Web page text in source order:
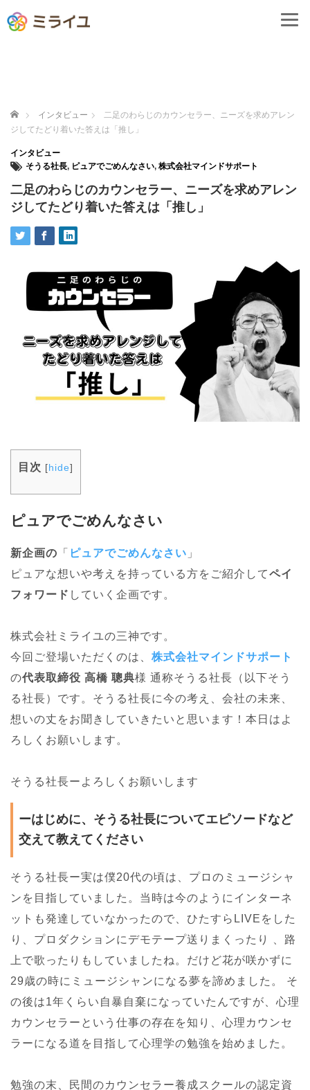
ホーム インタビュー
二足のわらじのカウンセラー、ニーズを求めアレン
ジしてたどり着いた答えは「推し」
インタビュー
そうる社長, ピュアでごめんなさい, 株式会社マインドサポート
二足のわらじのカウンセラー、ニーズを求めアレン
ジしてたどり着いた答えは「推し」
目次 [hide]
ピュアでごめんなさい
新企画の 「 ピュアでごめんなさい 」
ピュアな想いや考えを持っている方をご紹介してペイ
フォワード していく企画です。
株式会社ミライユの三神です。
今回ご登場いただくのは、 株式会社マインドサポート
の代表取締役 高橋 聰典様 通称そうる社長（以下そう
る社長）です。そうる社長に今の考え、会社の未来、
想いの丈をお聞きしていきたいと思います！本日はよ
ろしくお願いします。
そうる社長ーよろしくお願いします
ーはじめに、そうる社長についてエピソードなど
交えて教えてください
そうる社長ー実は僕20代の頃は、プロのミュージシャ
ンを目指していました。当時は今のようにインターネ
ットも発達していなかったので、ひたすらLIVEをした
り、プロダクションにデモテープ送りまくったり 、路
上で歌ったりもしていましたね。だけど花が咲かずに
29歳の時にミュージシャンになる夢を諦めました。 そ
の後は1年くらい自暴自棄になっていたんですが、心理
カウンセラーという仕事の存在を知り、心理カウンセ
ラーになる道を目指して心理学の勉強を始めました。
勉強の末、民間のカウンセラー養成スクールの認定資